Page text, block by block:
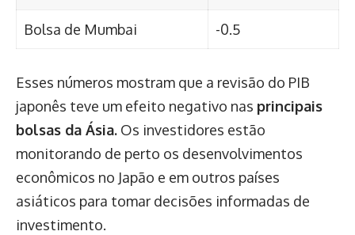
Bolsa de Mumbai -0.5
Esses números mostram que a revisão do PIB
japonês teve um efeito negativo nas principais
bolsas da Ásia. Os investidores estão
monitorando de perto os desenvolvimentos
econômicos no Japão e em outros países
asiáticos para tomar decisões informadas de
investimento.